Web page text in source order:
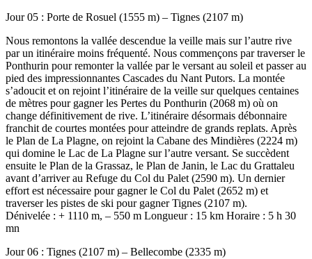
Jour 05 : Porte de Rosuel (1555 m) – Tignes (2107 m)
Nous remontons la vallée descendue la veille mais sur l’autre rive
par un itinéraire moins fréquenté. Nous commençons par traverser le
Ponthurin pour remonter la vallée par le versant au soleil et passer au
pied des impressionnantes Cascades du Nant Putors. La montée
s’adoucit et on rejoint l’itinéraire de la veille sur quelques centaines
de mètres pour gagner les Pertes du Ponthurin (2068 m) où on
change définitivement de rive. L’itinéraire désormais débonnaire
franchit de courtes montées pour atteindre de grands replats. Après
le Plan de La Plagne, on rejoint la Cabane des Mindières (2224 m)
qui domine le Lac de La Plagne sur l’autre versant. Se succèdent
ensuite le Plan de la Grassaz, le Plan de Janin, le Lac du Grattaleu
avant d’arriver au Refuge du Col du Palet (2590 m). Un dernier
effort est nécessaire pour gagner le Col du Palet (2652 m) et
traverser les pistes de ski pour gagner Tignes (2107 m).
Dénivelée : + 1110 m, – 550 m Longueur : 15 km Horaire : 5 h 30
mn
Jour 06 : Tignes (2107 m) – Bellecombe (2335 m)